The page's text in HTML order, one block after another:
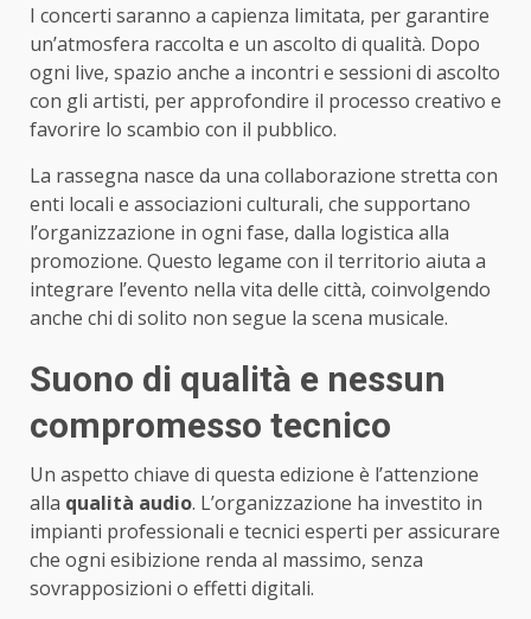
I concerti saranno a capienza limitata, per garantire
un’atmosfera raccolta e un ascolto di qualità. Dopo
ogni live, spazio anche a incontri e sessioni di ascolto
con gli artisti, per approfondire il processo creativo e
favorire lo scambio con il pubblico.
La rassegna nasce da una collaborazione stretta con
enti locali e associazioni culturali, che supportano
l’organizzazione in ogni fase, dalla logistica alla
promozione. Questo legame con il territorio aiuta a
integrare l’evento nella vita delle città, coinvolgendo
anche chi di solito non segue la scena musicale.
Suono di qualità e nessun
compromesso tecnico
Un aspetto chiave di questa edizione è l’attenzione
alla qualità audio. L’organizzazione ha investito in
impianti professionali e tecnici esperti per assicurare
che ogni esibizione renda al massimo, senza
sovrapposizioni o effetti digitali.